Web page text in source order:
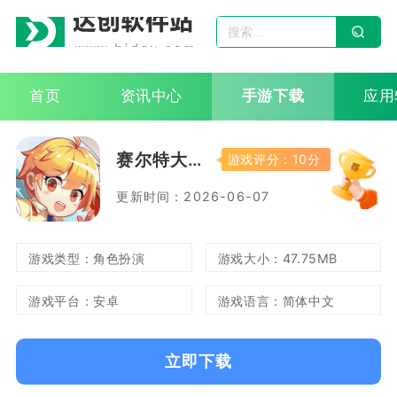
首页 资讯中心 手游下载 应
赛尔特大陆 游戏评分：10分
更新时间：2026-06-07
游戏类型：角色扮演 游戏大小：47.75MB
游戏平台：安卓 游戏语言：简体中文
立即下载